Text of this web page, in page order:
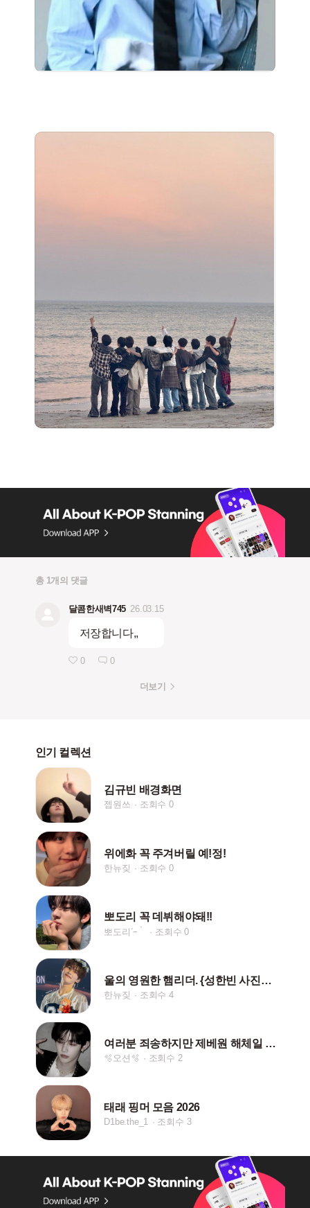
총 1개의 댓글
달콤한새벽745 26.03.15
저장합니다,,
0 0
더보기
인기 컬렉션
김규빈 배경화면
젭원쓰 조회수 0
위에화 꼭 주겨버릴 예!정!
한뉴짖 조회수 0
뽀도리 꼭 데뷔해야돼!!
뽀도리´ｰ｀ 조회수 0
울의 영원한 햄리더. {성한빈 사진나눔}
한뉴짖 조회수 4
여러분 죄송하지만 제베원 해체일 언제인지 아는 분..?
🫧오션🫧 조회수 2
태래 핑머 모음 2026
D1be.the_1 조회수 3